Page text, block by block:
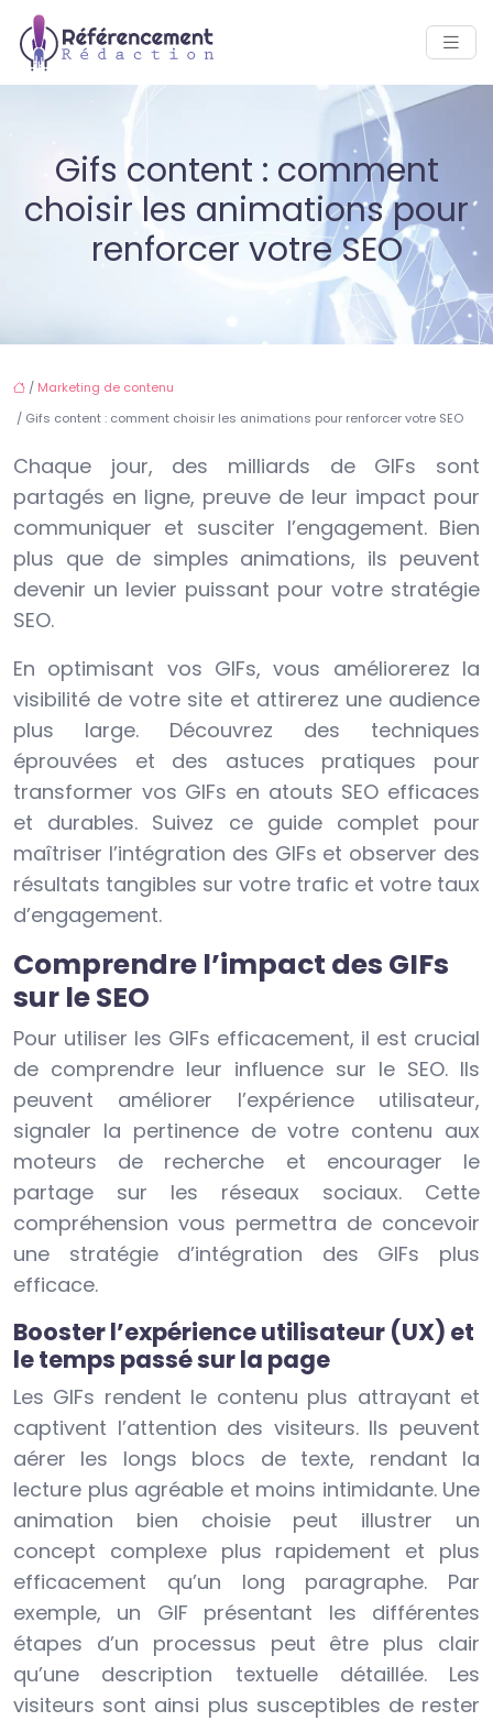
Gifs content : comment
choisir les animations pour
renforcer votre SEO
/ Marketing de contenu
/ Gifs content : comment choisir les animations pour renforcer votre SEO
Chaque jour, des milliards de GIFs sont
partagés en ligne, preuve de leur impact pour
communiquer et susciter l’engagement. Bien
plus que de simples animations, ils peuvent
devenir un levier puissant pour votre stratégie
SEO.
En optimisant vos GIFs, vous améliorerez la
visibilité de votre site et attirerez une audience
plus large. Découvrez des techniques
éprouvées et des astuces pratiques pour
transformer vos GIFs en atouts SEO efficaces
et durables. Suivez ce guide complet pour
maîtriser l’intégration des GIFs et observer des
résultats tangibles sur votre trafic et votre taux
d’engagement.
Comprendre l’impact des GIFs
sur le SEO
Pour utiliser les GIFs efficacement, il est crucial
de comprendre leur influence sur le SEO. Ils
peuvent améliorer l’expérience utilisateur,
signaler la pertinence de votre contenu aux
moteurs de recherche et encourager le
partage sur les réseaux sociaux. Cette
compréhension vous permettra de concevoir
une stratégie d’intégration des GIFs plus
efficace.
Booster l’expérience utilisateur (UX) et
le temps passé sur la page
Les GIFs rendent le contenu plus attrayant et
captivent l’attention des visiteurs. Ils peuvent
aérer les longs blocs de texte, rendant la
lecture plus agréable et moins intimidante. Une
animation bien choisie peut illustrer un
concept complexe plus rapidement et plus
efficacement qu’un long paragraphe. Par
exemple, un GIF présentant les différentes
étapes d’un processus peut être plus clair
qu’une description textuelle détaillée. Les
visiteurs sont ainsi plus susceptibles de rester